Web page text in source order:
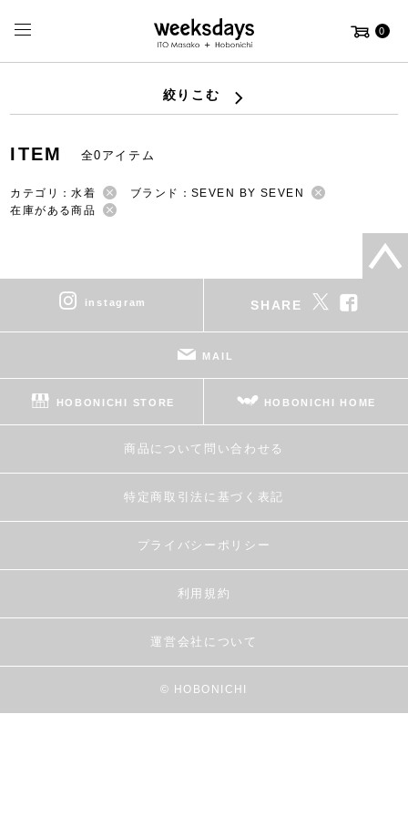
0
絞りこむ
ITEM 全0アイテム
カテゴリ：水着
ブランド：SEVEN BY SEVEN
在庫がある商品
instagram SHARE
MAIL
HOBONICHI STORE HOBONICHI HOME
商品について問い合わせる
特定商取引法に基づく表記
プライバシーポリシー
利用規約
運営会社について
© HOBONICHI